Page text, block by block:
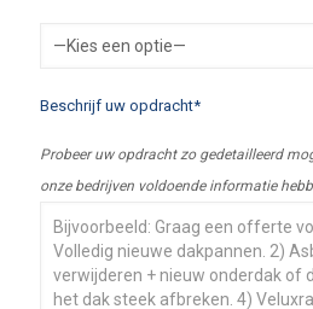
Beschrijf uw opdracht*
Probeer uw opdracht zo gedetailleerd
onze bedrijven voldoende informatie